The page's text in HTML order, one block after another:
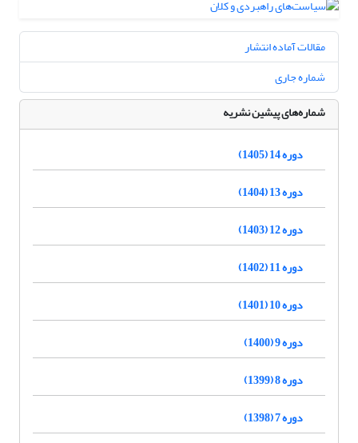
مقالات آماده انتشار
شماره جاری
شماره‌های پیشین نشریه
دوره 14 (1405)
دوره 13 (1404)
دوره 12 (1403)
دوره 11 (1402)
دوره 10 (1401)
دوره 9 (1400)
دوره 8 (1399)
دوره 7 (1398)